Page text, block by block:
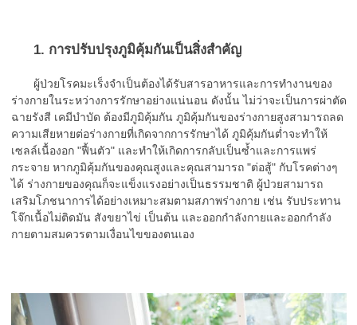
1. การปรับปรุงภูมิคุ้มกันเป็นสิ่งสำคัญ
ผู้ป่วยโรคมะเร็งจำเป็นต้องได้รับสารอาหารและการทำงานของ
ร่างกายในระหว่างการรักษาอย่างแน่นอน ดังนั้น ไม่ว่าจะเป็นการผ่าตัด
ฉายรังสี เคมีบำบัด ต้องมีภูมิคุ้มกัน ภูมิคุ้มกันของร่างกายสูงสามารถลด
ความเสียหายต่อร่างกายที่เกิดจากการรักษาได้ ภูมิคุ้มกันต่ำจะทำให้
เซลล์เนื้องอก "ฟื้นตัว" และทำให้เกิดการกลับเป็นซ้ำและการแพร่
กระจาย หากภูมิคุ้มกันของคุณสูงและคุณสามารถ "ต่อสู้" กับโรคต่างๆ
ได้ ร่างกายของคุณก็จะแข็งแรงอย่างเป็นธรรมชาติ ผู้ป่วยสามารถ
เสริมโภชนาการได้อย่างเหมาะสมตามสภาพร่างกาย เช่น รับประทาน
โจ๊กเนื้อไม่ติดมัน สังขยาไข่ เป็นต้น และออกกำลังกายและออกกำลัง
กายตามสมควรตามเงื่อนไขของตนเอง